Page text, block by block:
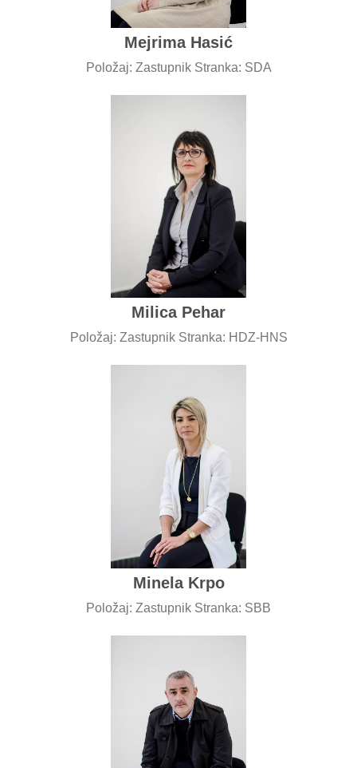
Mejrima Hasić
Položaj: Zastupnik Stranka: SDA
Milica Pehar
Položaj: Zastupnik Stranka: HDZ-HNS
Minela Krpo
Položaj: Zastupnik Stranka: SBB